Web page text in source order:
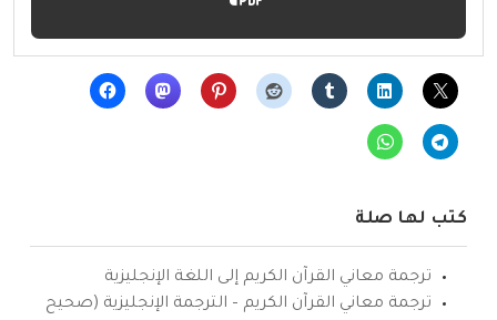
كتب لها صلة
ترجمة معاني القرآن الكريم إلى اللغة الإنجليزية
ترجمة معاني القرآن الكريم – الترجمة الإنجليزية (صحيح